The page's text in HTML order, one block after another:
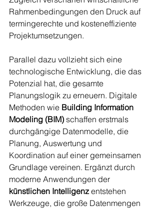
Rahmenbedingungen den Druck auf
termingerechte und kosteneffiziente
Projektumsetzungen.
Parallel dazu vollzieht sich eine
technologische Entwicklung, die das
Potenzial hat, die gesamte
Planungslogik zu erneuern. Digitale
Methoden wie Building Information
Modeling (BIM) schaffen erstmals
durchgängige Datenmodelle, die
Planung, Auswertung und
Koordination auf einer gemeinsamen
Grundlage vereinen. Ergänzt durch
moderne Anwendungen der
künstlichen Intelligenz entstehen
Werkzeuge, die große Datenmengen